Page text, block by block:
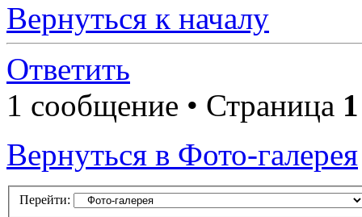
Вернуться к началу
Ответить
1 сообщение • Страница 1
Вернуться в Фото-галерея
Перейти: